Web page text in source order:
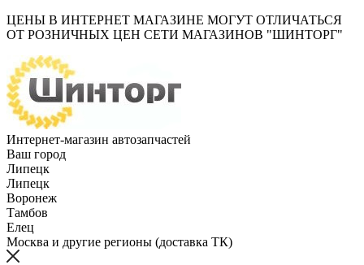
ЦЕНЫ В ИНТЕРНЕТ МАГАЗИНЕ МОГУТ ОТЛИЧАТЬСЯ
ОТ РОЗНИЧНЫХ ЦЕН СЕТИ МАГАЗИНОВ "ШИНТОРГ"
Интернет-магазин автозапчастей
Ваш город
Липецк
Липецк
Воронеж
Тамбов
Елец
Москва и другие регионы (доставка ТК)